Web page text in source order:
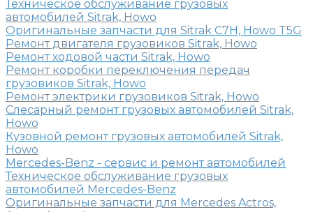
Техническое обслуживание грузовых
автомобилей Sitrak, Howo
Оригинальные запчасти для Sitrak C7H, Howo T5G
Ремонт двигателя грузовиков Sitrak, Howo
Ремонт ходовой части Sitrak, Howo
Ремонт коробки переключения передач
грузовиков Sitrak, Howo
Ремонт электрики грузовиков Sitrak, Howo
Слесарный ремонт грузовых автомобилей Sitrak,
Howo
Кузовной ремонт грузовых автомобилей Sitrak,
Howo
Mercedes-Benz - сервис и ремонт автомобилей
Техническое обслуживание грузовых
автомобилей Mercedes-Benz
Оригинальные запчасти для Mercedes Actros,